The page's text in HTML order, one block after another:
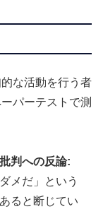
な活動を行う者
ーパーテストで測
判への反論:
メだ」という
ると断じてい